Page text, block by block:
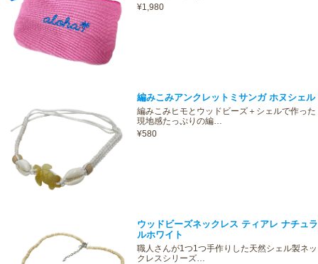
¥1,980
編みこみアンクレットミサンガ ホヌシェル
編みこみヒモとウッドビーズ＋シェルで作った
現地感たっぷりの編…
¥580
ウッドビーズネックレス ティアレ ナチュラ
ルホワイト
職人さんが1つ1つ手作りした天然シェル製ネッ
クレスシリーズ…